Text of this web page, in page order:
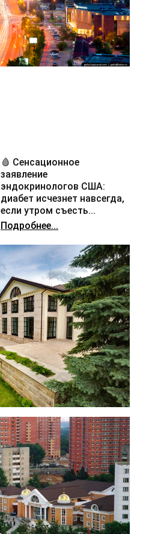
🩸 Сенсационное
заявление
эндокринологов США:
диабет исчезнет навсегда,
если утром съесть...
Подробнее...